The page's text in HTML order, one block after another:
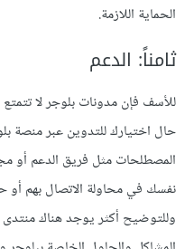
الحماية اللازمة.
ثامناً: الدعم
للأسف فإن مدونات بلوجر لا
حال اختيارك للتدوين عبر منصة
المصطلحات مثل فريق الدعم أو
نفسك في محاولة الاتصال بهم
وللتوضيح أكثر يوجد هناك